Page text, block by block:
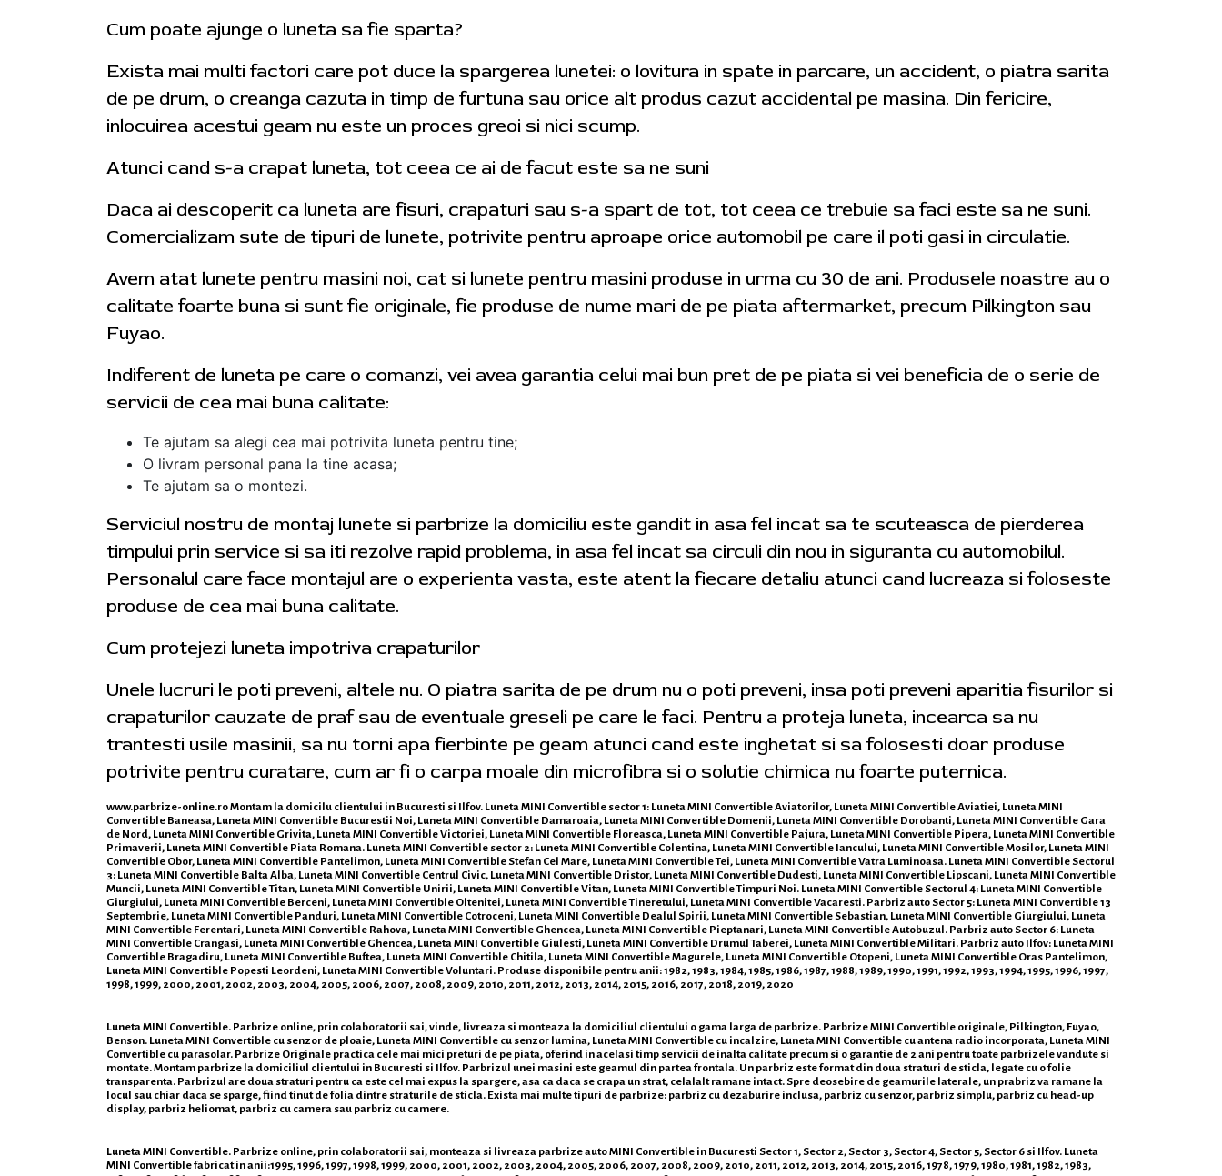
Cum poate ajunge o luneta sa fie sparta?
Exista mai multi factori care pot duce la spargerea lunetei: o lovitura in spate in parcare, un accident, o piatra sarita
de pe drum, o creanga cazuta in timp de furtuna sau orice alt produs cazut accidental pe masina. Din fericire,
inlocuirea acestui geam nu este un proces greoi si nici scump.
Atunci cand s-a crapat luneta, tot ceea ce ai de facut este sa ne suni
Daca ai descoperit ca luneta are fisuri, crapaturi sau s-a spart de tot, tot ceea ce trebuie sa faci este sa ne suni.
Comercializam sute de tipuri de lunete, potrivite pentru aproape orice automobil pe care il poti gasi in circulatie.
Avem atat lunete pentru masini noi, cat si lunete pentru masini produse in urma cu 30 de ani. Produsele noastre au o
calitate foarte buna si sunt fie originale, fie produse de nume mari de pe piata aftermarket, precum Pilkington sau
Fuyao.
Indiferent de luneta pe care o comanzi, vei avea garantia celui mai bun pret de pe piata si vei beneficia de o serie de
servicii de cea mai buna calitate:
Te ajutam sa alegi cea mai potrivita luneta pentru tine;
O livram personal pana la tine acasa;
Te ajutam sa o montezi.
Serviciul nostru de montaj lunete si parbrize la domiciliu este gandit in asa fel incat sa te scuteasca de pierderea
timpului prin service si sa iti rezolve rapid problema, in asa fel incat sa circuli din nou in siguranta cu automobilul.
Personalul care face montajul are o experienta vasta, este atent la fiecare detaliu atunci cand lucreaza si foloseste
produse de cea mai buna calitate.
Cum protejezi luneta impotriva crapaturilor
Unele lucruri le poti preveni, altele nu. O piatra sarita de pe drum nu o poti preveni, insa poti preveni aparitia fisurilor si
crapaturilor cauzate de praf sau de eventuale greseli pe care le faci. Pentru a proteja luneta, incearca sa nu
trantesti usile masinii, sa nu torni apa fierbinte pe geam atunci cand este inghetat si sa folosesti doar produse
potrivite pentru curatare, cum ar fi o carpa moale din microfibra si o solutie chimica nu foarte puternica.
www.parbrize-online.roMontam la domicilu clientului in Bucuresti si Ilfov. Luneta MINI Convertible sector 1: Luneta MINI Convertible Aviatorilor, Luneta MINI Convertible Aviatiei, Luneta MINI
Convertible Baneasa, Luneta MINI Convertible Bucurestii Noi, Luneta MINI Convertible Damaroaia, Luneta MINI Convertible Domenii, Luneta MINI Convertible Dorobanti, Luneta MINI Convertible Gara
de Nord, Luneta MINI Convertible Grivita, Luneta MINI Convertible Victoriei, Luneta MINI Convertible Floreasca, Luneta MINI Convertible Pajura, Luneta MINI Convertible Pipera, Luneta MINI Convertible
Primaverii, Luneta MINI Convertible Piata Romana. Luneta MINI Convertible sector 2: Luneta MINI Convertible Colentina, Luneta MINI Convertible Iancului, Luneta MINI Convertible Mosilor, Luneta MINI
Convertible Obor, Luneta MINI Convertible Pantelimon, Luneta MINI Convertible Stefan Cel Mare, Luneta MINI Convertible Tei, Luneta MINI Convertible Vatra Luminoasa. Luneta MINI Convertible Sectorul
3: Luneta MINI Convertible Balta Alba, Luneta MINI Convertible Centrul Civic, Luneta MINI Convertible Dristor, Luneta MINI Convertible Dudesti, Luneta MINI Convertible Lipscani, Luneta MINI Convertible
Muncii, Luneta MINI Convertible Titan, Luneta MINI Convertible Unirii, Luneta MINI Convertible Vitan, Luneta MINI Convertible Timpuri Noi. Luneta MINI Convertible Sectorul 4: Luneta MINI Convertible
Giurgiului, Luneta MINI Convertible Berceni, Luneta MINI Convertible Oltenitei, Luneta MINI Convertible Tineretului, Luneta MINI Convertible Vacaresti. Parbriz auto Sector 5: Luneta MINI Convertible 13
Septembrie, Luneta MINI Convertible Panduri, Luneta MINI Convertible Cotroceni, Luneta MINI Convertible Dealul Spirii, Luneta MINI Convertible Sebastian, Luneta MINI Convertible Giurgiului, Luneta
MINI Convertible Ferentari, Luneta MINI Convertible Rahova, Luneta MINI Convertible Ghencea, Luneta MINI Convertible Pieptanari, Luneta MINI Convertible Autobuzul. Parbriz auto Sector 6: Luneta
MINI Convertible Crangasi, Luneta MINI Convertible Ghencea, Luneta MINI Convertible Giulesti, Luneta MINI Convertible Drumul Taberei, Luneta MINI Convertible Militari. Parbriz auto Ilfov: Luneta MINI
Convertible Bragadiru, Luneta MINI Convertible Buftea, Luneta MINI Convertible Chitila, Luneta MINI Convertible Magurele, Luneta MINI Convertible Otopeni, Luneta MINI Convertible Oras Pantelimon,
Luneta MINI Convertible Popesti Leordeni, Luneta MINI Convertible Voluntari. Produse disponibile pentru anii: 1982, 1983, 1984, 1985, 1986, 1987, 1988, 1989, 1990, 1991, 1992, 1993, 1994, 1995, 1996, 1997,
1998, 1999, 2000, 2001, 2002, 2003, 2004, 2005, 2006, 2007, 2008, 2009, 2010, 2011, 2012, 2013, 2014, 2015, 2016, 2017, 2018, 2019, 2020
Luneta MINI Convertible. Parbrize online, prin colaboratorii sai, vinde, livreaza si monteaza la domiciliul clientului o gama larga de parbrize. Parbrize MINI Convertible originale, Pilkington, Fuyao,
Benson. Luneta MINI Convertible cu senzor de ploaie, Luneta MINI Convertible cu senzor lumina, Luneta MINI Convertible cu incalzire, Luneta MINI Convertible cu antena radio incorporata, Luneta MINI
Convertible cu parasolar. Parbrize Originale practica cele mai mici preturi de pe piata, oferind in acelasi timp servicii de inalta calitate precum si o garantie de 2 ani pentru toate parbrizele vandute si
montate. Montam parbrize la domiciliul clientului in Bucuresti si Ilfov. Parbrizul unei masini este geamul din partea frontala. Un parbriz este format din doua straturi de sticla, legate cu o folie
transparenta. Parbrizul are doua straturi pentru ca este cel mai expus la spargere, asa ca daca se crapa un strat, celalalt ramane intact. Spre deosebire de geamurile laterale, un prabriz va ramane la
locul sau chiar daca se sparge, fiind tinut de folia dintre straturile de sticla. Exista mai multe tipuri de parbrize: parbriz cu dezaburire inclusa, parbriz cu senzor, parbriz simplu, parbriz cu head-up
display, parbriz heliomat, parbriz cu camera sau parbriz cu camere.
Luneta MINI Convertible. Parbrize online, prin colaboratorii sai, monteaza si livreaza parbrize auto MINI Convertible in Bucuresti Sector 1, Sector 2, Sector 3, Sector 4, Sector 5, Sector 6 si Ilfov. Luneta
MINI Convertible fabricat in anii:1995, 1996, 1997, 1998, 1999, 2000, 2001, 2002, 2003, 2004, 2005, 2006, 2007, 2008, 2009, 2010, 2011, 2012, 2013, 2014, 2015, 2016, 1978, 1979, 1980, 1981, 1982, 1983,